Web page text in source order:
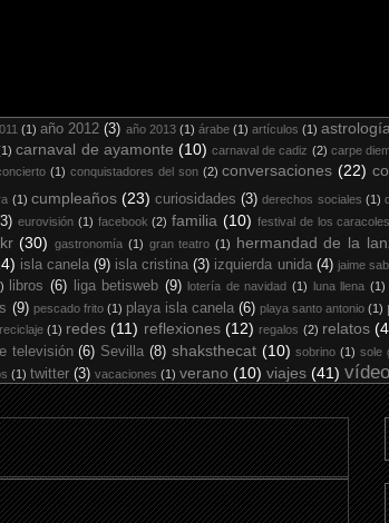
(1) año 2012 (3) año 2013 (1) árabe (1) artículos (1) astrología
carnaval de ayamonte (10) carnaval de cadiz (2) carpe
(1) conquistadores del son (2) conversaciones (22)
(1) cumpleaños (23) curiosidades (3) derechos sociales (1)
eurovisión (1) facebook (2) familia (10) festival de los caracoles
(30) gastronomía (1) gran teatro (1) hermandad de la
isla canela (9) isla cristina (3) izquierda unida (4) jaime
libros (6) liga betisweb (9) lotería de navidad (1) luna llena (1)
(9) pescado frito (1) playa isla canela (6) playa santo antonio (1)
reciclaje (1) redes (11) reflexiones (12) regalos (2) relatos
televisión (6) Sevilla (8) shaksthecat (10) sobrino (1) sole
(1) twitter (3) vacaciones (1) verano (10) viajes (41)